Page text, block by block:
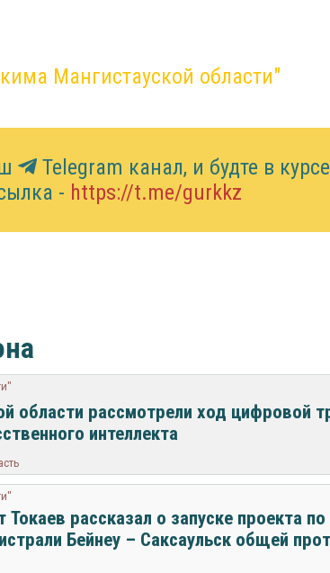
Мангистауской области"
Telegram канал, и будте в
- https://t.me/gurkkz
области рассмотрели ход цифровой
интеллекта
рассказал о запуске проекта
Бейнеу – Саксаульск общей